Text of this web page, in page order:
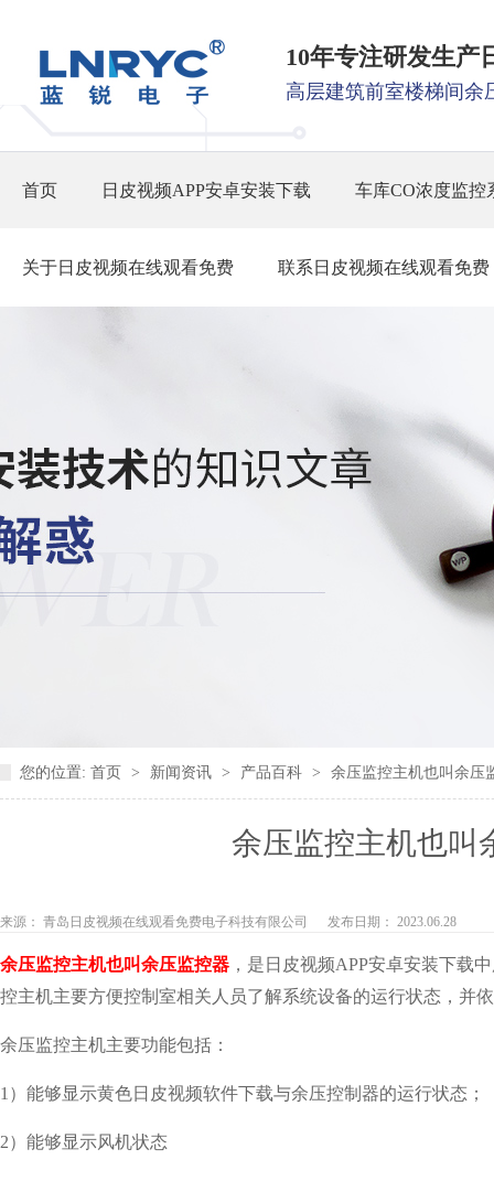
10年专注研发生产
高层建筑前室楼梯间余
首页 日皮视频APP安卓安装下载 车库CO浓度监控
关于日皮视频在线观看免费 联系日皮视频在线观看免费
您的位置: 首页 > 新闻资讯 > 产品百科 > 余压监控主机也叫余压
余压监控主机也叫
来源： 青岛日皮视频在线观看免费电子科技有限公司 发布日期： 2023.06.28
余压监控主机也叫余压监控器 ，是日皮视频APP安卓安装下
控主机主要方便控制室相关人员了解系统设备的运行状态，并依
余压监控主机主要功能包括：
1）能够显示黄色日皮视频软件下载与余压控制器的运行状态；
2）能够显示风机状态